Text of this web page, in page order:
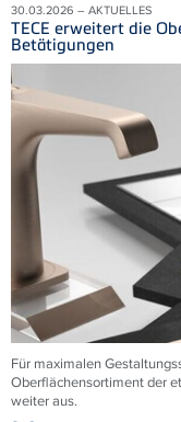
30.03.2026 – AKTUELLES
TECE erweitert die
Betätigungen
Für maximalen
Oberflächensortiment der
weiter aus.